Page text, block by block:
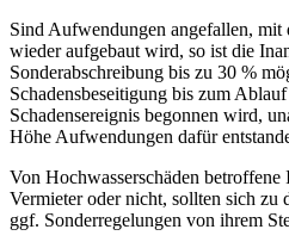
Sind Aufwendungen angefallen, mit
wieder aufgebaut wird, so ist die
Sonderabschreibung bis zu 30 %
Schadensbeseitigung bis zum
Schadensereignis begonnen wird,
Höhe Aufwendungen dafür
Von Hochwasserschäden
Vermieter oder nicht, sollten sich zu
ggf. Sonderregelungen von ihrem